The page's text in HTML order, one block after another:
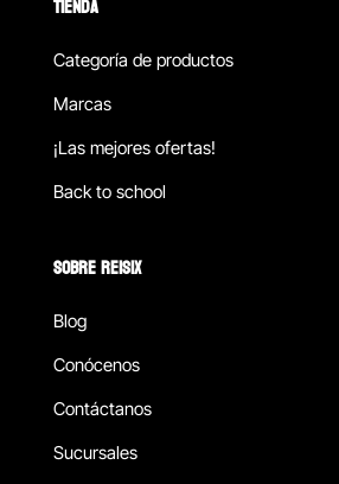
Categoría de productos
Marcas
¡Las mejores ofertas!
Back to school
SOBRE REISIX
Blog
Conócenos
Contáctanos
Sucursales